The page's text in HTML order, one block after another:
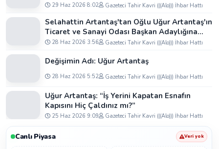
29 Haz 2026 8:02 Gazeteci Tahir Kavri (((Alo))) İhbar Hattı
Selahattin Artantaş'tan Oğlu Uğur Artantaş'ın
Ticaret ve Sanayi Odası Başkan Adaylığına
Tam Destek: "Yolun ve Bahtın Açık Olsun
28 Haz 2026 3:56 Gazeteci Tahir Kavri (((Alo))) İhbar Hattı
Değişimin Adı: Uğur Artantaş
28 Haz 2026 5:52 Gazeteci Tahir Kavri (((Alo))) İhbar Hattı
Uğur Artantaş: “İş Yerini Kapatan Esnafın
Kapısını Hiç Çaldınız mı?”
25 Haz 2026 9:09 Gazeteci Tahir Kavri (((Alo))) İhbar Hattı
Canlı Piyasa Veri yok